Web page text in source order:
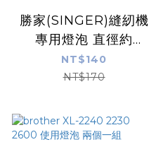
勝家(SINGER)縫紉機
專用燈泡 直徑約
15mm 白
NT$140
NT$170